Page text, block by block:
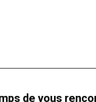
de vous